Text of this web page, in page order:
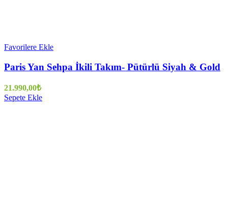
Favorilere Ekle
Paris Yan Sehpa İkili Takım- Pütürlü Siyah & Gold
21.990,00₺
Sepete Ekle